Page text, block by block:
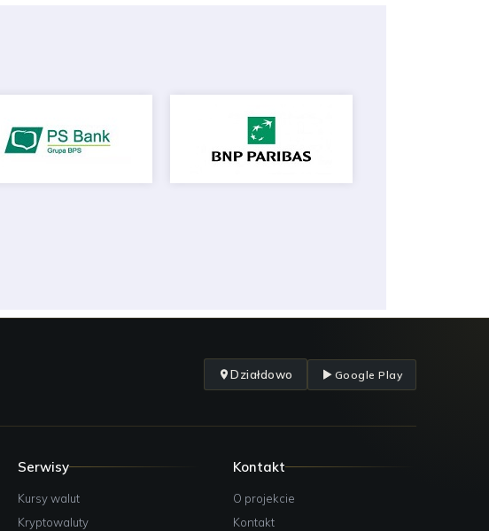
Działdowo Google Play
Serwisy
Kursy walut
Kryptowaluty
Kontakt
O projekcie
Kontakt